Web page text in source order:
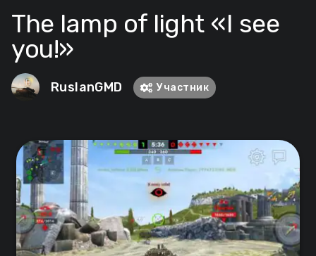
The lamp of light «I see
you!»
RuslanGMD Участник